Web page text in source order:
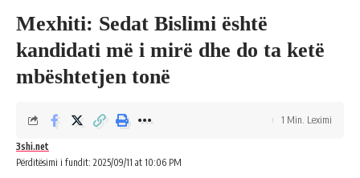
Mexhiti: Sedat Bislimi është
kandidati më i mirë dhe do ta ketë
mbështetjen tonë
Përditësimi i fundit: 2025/09/11 at 10:06 PM
3shi.net
1 Min. Leximi